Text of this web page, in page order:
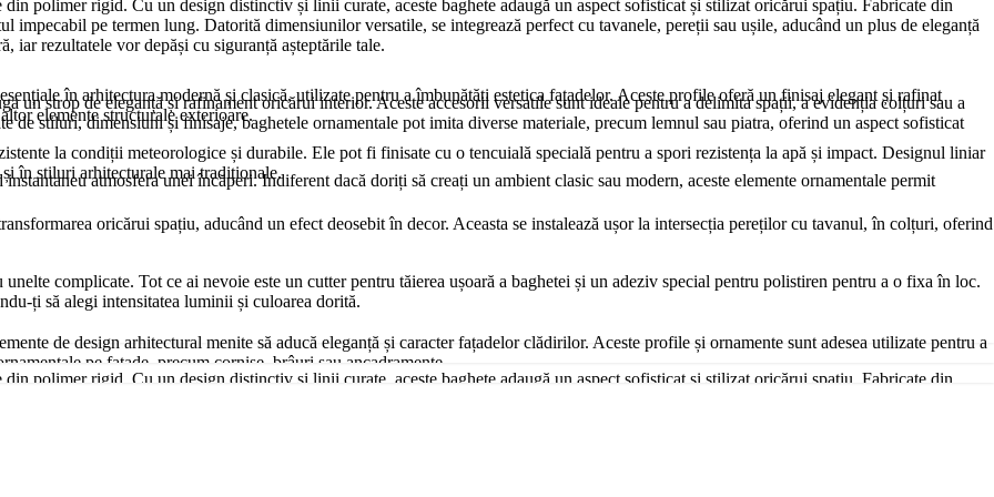
din polimer rigid. Cu un design distinctiv și linii curate, aceste baghete adaugă un aspect sofisticat și stilizat oricărui spațiu. Fabricate din
impecabil pe termen lung. Datorită dimensiunilor versatile, se integrează perfect cu tavanele, pereții sau ușile, aducând un plus de eleganță
iar rezultatele vor depăși cu siguranță așteptările tale.
oricărui spațiu, aducând un efect deosebit în decor. Aceasta se instalează ușor la intersecția pereților cu tavanul, în colțuri, oferind
complicate. Tot ce ai nevoie este un cutter pentru tăierea ușoară a baghetei și un adeziv special pentru polistiren pentru a o fixa în loc.
ți să alegi intensitatea luminii și culoarea dorită.
punct de interes vizual, dar oferi camerei tale o dimensiune unică care combină eleganța și modernitatea, creând interes vizual. Poți să
în arhitectura modernă și clasică, utilizate pentru a îmbunătăți estetica fațadelor. Aceste profile oferă un finisaj elegant și rafinat
elemente structurale exterioare.
la condiții meteorologice și durabile. Ele pot fi finisate cu o tencuială specială pentru a spori rezistența la apă și impact. Designul liniar
în stiluri arhitecturale mai tradiționale.
de design arhitectural menite să aducă eleganță și caracter fațadelor clădirilor. Aceste profile și ornamente sunt adesea utilizate pentru a
pe fațade, precum cornișe, brâuri sau ancadramente.
la intemperii, oferind o durabilitate ridicată chiar și în condiții climatice dure. După aplicare, profilele sunt acoperite cu o tencuială
impact.
un strop de eleganță și rafinament oricărui interior. Aceste accesorii versatile sunt ideale pentru a delimita spații, a evidenția colțuri sau a
de stiluri, dimensiuni și finisaje, baghetele ornamentale pot imita diverse materiale, precum lemnul sau piatra, oferind un aspect sofisticat
atmosfera unei încăperi. Indiferent dacă doriți să creați un ambient clasic sau modern, aceste elemente ornamentale permit
polimer rigid. Cu un design distinctiv și linii curate, aceste baghete adaugă un aspect sofisticat și stilizat oricărui spațiu. Fabricate din
impecabil pe termen lung. Datorită dimensiunilor versatile, se integrează perfect cu tavanele, pereții sau ușile, aducând un plus de eleganță
iar rezultatele vor depăși cu siguranță așteptările tale.